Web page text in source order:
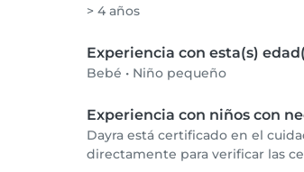
> 4 años
Experiencia con esta(s)
Bebé • Niño pequeño
Experiencia con niños con
Dayra está certificado en el
directamente para verificar las